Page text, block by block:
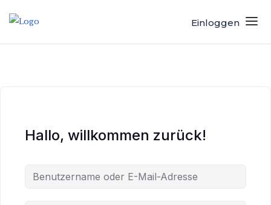
Einloggen
Hallo, willkommen zurück!